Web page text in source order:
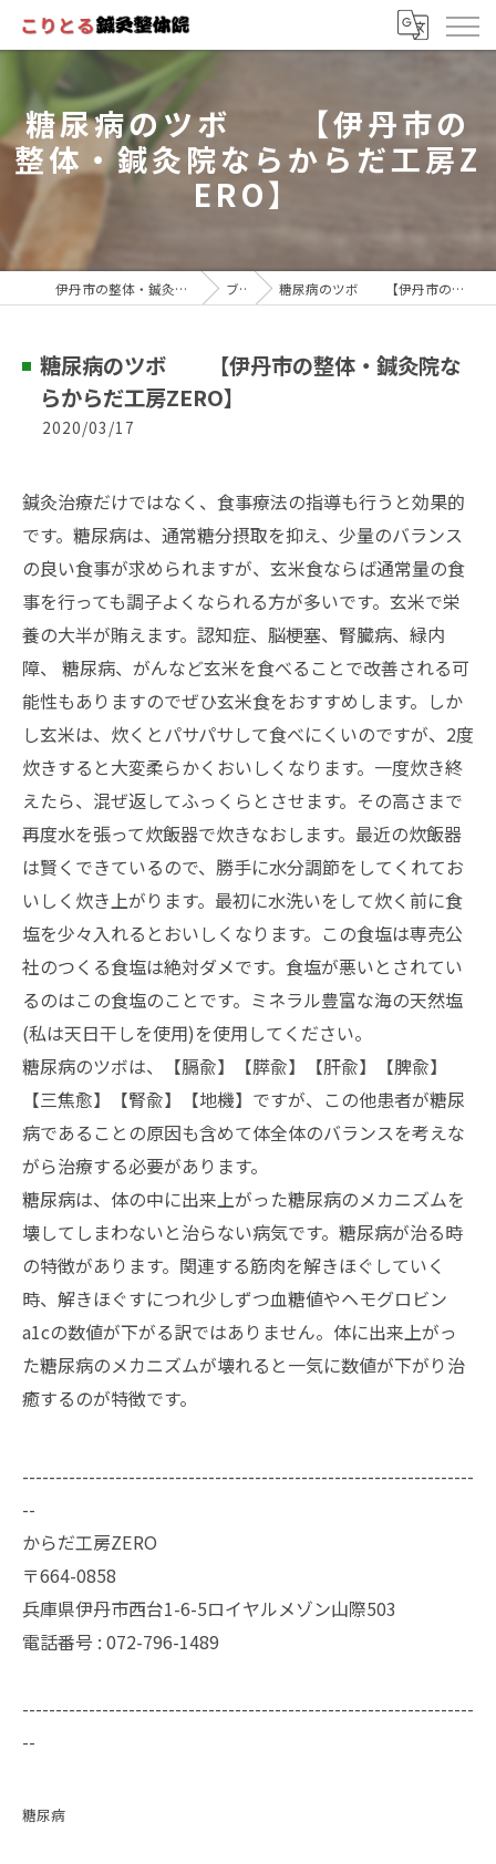
糖尿病のツボ 【伊丹市の
整体・鍼灸院ならからだ工房Z
ERO】
伊丹市の整体・鍼灸院ならこりとる鍼灸整体院 ブログ 糖尿病のツボ 【伊丹市の整体・鍼灸院ならからだ工房ZERO】
糖尿病のツボ 【伊丹市の整体・鍼灸院な
らからだ工房ZERO】
2020/03/17
鍼灸治療だけではなく、食事療法の指導も行うと効果的
です。糖尿病は、通常糖分摂取を抑え、少量のバランス
の良い食事が求められますが、玄米食ならば通常量の食
事を行っても調子よくなられる方が多いです。玄米で栄
養の大半が賄えます。認知症、脳梗塞、腎臓病、緑内
障、 糖尿病、がんなど玄米を食べることで改善される可
能性もありますのでぜひ玄米食をおすすめします。しか
し玄米は、炊くとパサパサして食べにくいのですが、2度
炊きすると大変柔らかくおいしくなります。一度炊き終
えたら、混ぜ返してふっくらとさせます。その高さまで
再度水を張って炊飯器で炊きなおします。最近の炊飯器
は賢くできているので、勝手に水分調節をしてくれてお
いしく炊き上がります。最初に水洗いをして炊く前に食
塩を少々入れるとおいしくなります。この食塩は専売公
社のつくる食塩は絶対ダメです。食塩が悪いとされてい
るのはこの食塩のことです。ミネラル豊富な海の天然塩
(私は天日干しを使用)を使用してください。
糖尿病のツボは、【膈兪】【膵兪】【肝兪】【脾兪】
【三焦愈】【腎兪】【地機】ですが、この他患者が糖尿
病であることの原因も含めて体全体のバランスを考えな
がら治療する必要があります。
糖尿病は、体の中に出来上がった糖尿病のメカニズムを
壊してしまわないと治らない病気です。糖尿病が治る時
の特徴があります。関連する筋肉を解きほぐしていく
時、解きほぐすにつれ少しずつ血糖値やヘモグロビン
a1cの数値が下がる訳ではありません。体に出来上がっ
た糖尿病のメカニズムが壊れると一気に数値が下がり治
癒するのが特徴です。
--------------------------------------------------------------------
--
からだ工房ZERO
〒664-0858
兵庫県伊丹市西台1-6-5ロイヤルメゾン山際503
電話番号 : 072-796-1489
--------------------------------------------------------------------
--
糖尿病